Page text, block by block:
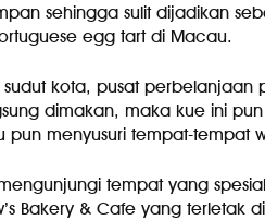
sehingga sulit dijadikan
egg tart di Macau.
sudut kota, pusat perbelanjaan
dimakan, maka kue ini
menyusuri tempat-tempat
tempat yang
Bakery & Cafe yang terletak